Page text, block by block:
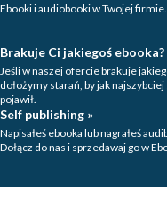
Ebooki i audiobooki w Twojej firmie.
Brakuje Ci jakiegoś ebooka?
Jeśli w naszej ofercie brakuje
dołożymy starań, by jak najszybciej
pojawił.
Self publishing »
Napisałeś ebooka lub nagrałeś
Dołącz do nas i sprzedawaj go w